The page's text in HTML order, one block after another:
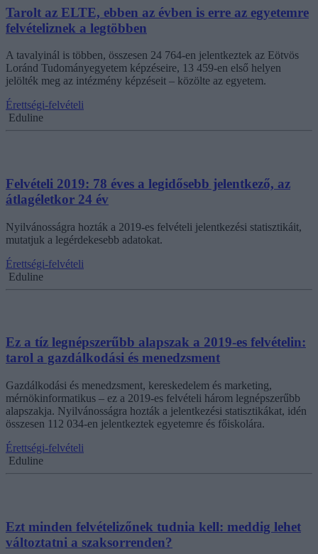
Tarolt az ELTE, ebben az évben is erre az egyetemre
felvételiznek a legtöbben
A tavalyinál is többen, összesen 24 764-en jelentkeztek az Eötvös
Loránd Tudományegyetem képzéseire, 13 459-en első helyen
jelölték meg az intézmény képzéseit – közölte az egyetem.
Érettségi-felvételi
Eduline
Felvételi 2019: 78 éves a legidősebb jelentkező, az
átlagéletkor 24 év
Nyilvánosságra hozták a 2019-es felvételi jelentkezési statisztikáit,
mutatjuk a legérdekesebb adatokat.
Érettségi-felvételi
Eduline
Ez a tíz legnépszerűbb alapszak a 2019-es felvételin:
tarol a gazdálkodási és menedzsment
Gazdálkodási és menedzsment, kereskedelem és marketing,
mérnökinformatikus – ez a 2019-es felvételi három legnépszerűbb
alapszakja. Nyilvánosságra hozták a jelentkezési statisztikákat, idén
összesen 112 034-en jelentkeztek egyetemre és főiskolára.
Érettségi-felvételi
Eduline
Ezt minden felvételizőnek tudnia kell: meddig lehet
változtatni a szaksorrenden?